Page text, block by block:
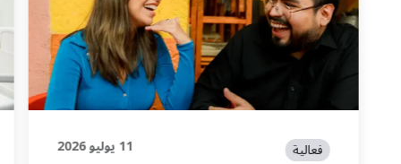
فعالية 11 يوليو 2026